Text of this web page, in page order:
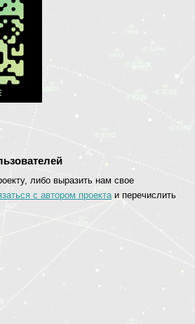
либо выразить нам свое
с автором проекта и перечислить